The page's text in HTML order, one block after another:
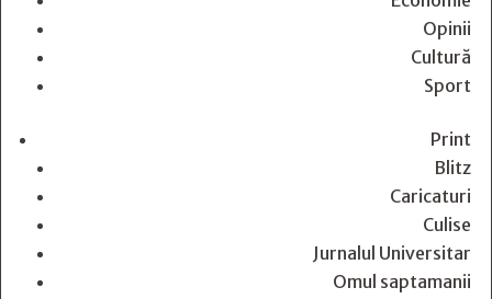
Opinii
Cultură
Sport
Print
Blitz
Caricaturi
Culise
Jurnalul Universitar
Omul saptamanii